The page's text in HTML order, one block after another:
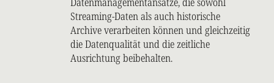
Streaming-Daten als auch historische
Archive verarbeiten können und gleichzeitig
die Datenqualität und die zeitliche
Ausrichtung beibehalten.